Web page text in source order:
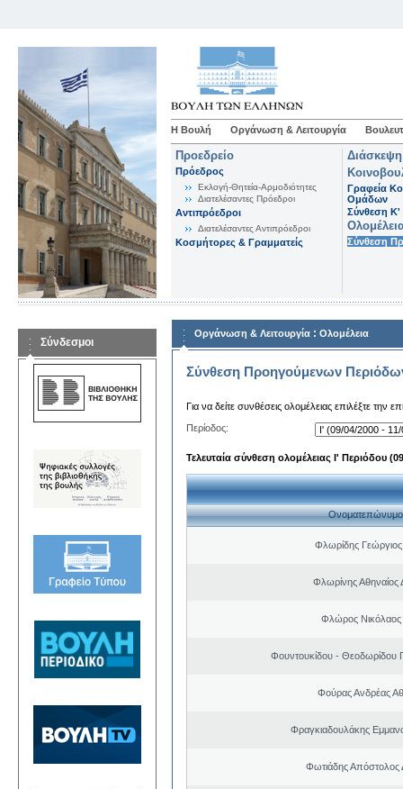
Η Βουλή Οργάνωση & Λειτουργία
Προεδρείο
Πρόεδρος
Εκλογή-Θητεία-Αρμοδιότητες
Διατελέσαντες Πρόεδροι
Αντιπρόεδροι
Διατελέσαντες Αντιπρόεδροι
Κοσμήτορες & Γραμματείς
Γραφεία
Ομάδων
Σύνθεση K'
Σύνθεση
Σύνδεσμοι
Οργάνωση & Λειτουργία : Ολομέλεια
Σύνθεση Προηγούμενων
Για να δείτε συνθέσεις ολομέλειας επιλέξτε την
Περίοδος:
Τελευταία σύνθεση ολομέλειας Ι' Περιόδου
Ονοματεπώνυμο
Φλωρίδης Γεώργιος
Φλωρίνης Αθηναίος
Φλώρος Νικόλαος
Φουντουκίδου - Θεοδωρίδου
Φούρας Ανδρέας
Φραγκιαδουλάκης
Φωτιάδης Απόστολος